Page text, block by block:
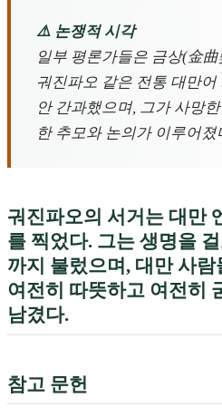
⚠️ 논쟁적 시각
일부 평론가들은 금상(金
궈진파오 같은 전통 대만
안 간과했으며, 그가 사망
한 추모와 논의가 이루어
궈진파오의 서거는 대만
를 찍었다. 그는 생명을
까지 불렀으며, 대만 사
여전히 따뜻하고 여전히
남겼다.
참고 문헌